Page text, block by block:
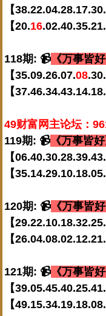
【
【20.16
118期: 📹 《万事皆好
【35.09.26.07.08
【
49财富网主论坛：
119期: 📹 《万事皆好
【
【
120期: 📹 《万事皆好
【
【
121期: 📹 《万事皆好
【
【